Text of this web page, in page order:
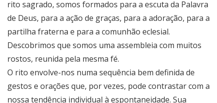
rito sagrado, somos formados para a escuta da Palavra
de Deus, para a ação de graças, para a adoração, para a
partilha fraterna e para a comunhão eclesial.
Descobrimos que somos uma assembleia com muitos
rostos, reunida pela mesma fé.
O rito envolve-nos numa sequência bem definida de
gestos e orações que, por vezes, pode contrastar com a
nossa tendência individual à espontaneidade. Sua